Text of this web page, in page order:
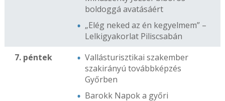
boldoggá avatásáért
„Elég neked az én kegyelmem” –
Lelkigyakorlat Piliscsabán
7. péntek
Vallásturisztikai szakember
szakirányú továbbképzés
Győrben
Barokk Napok a győri